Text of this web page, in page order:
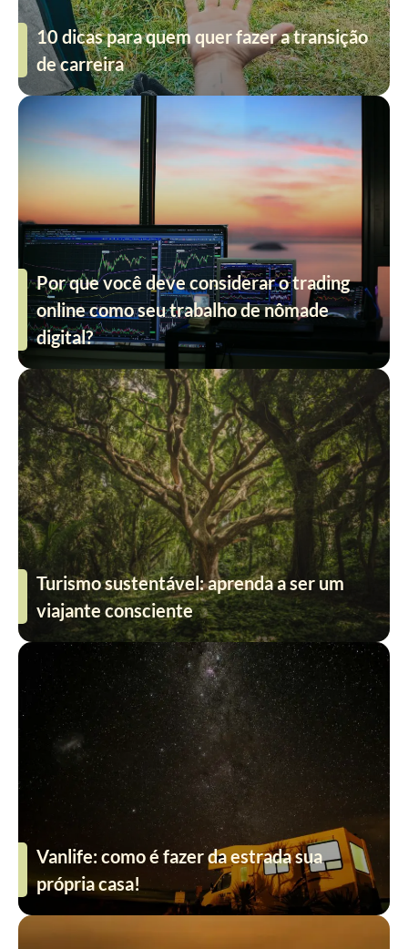
10 dicas para quem quer fazer a transição
de carreira
Por que você deve considerar o trading
online como seu trabalho de nômade
digital?
Turismo sustentável: aprenda a ser um
viajante consciente
Vanlife: como é fazer da estrada sua
própria casa!